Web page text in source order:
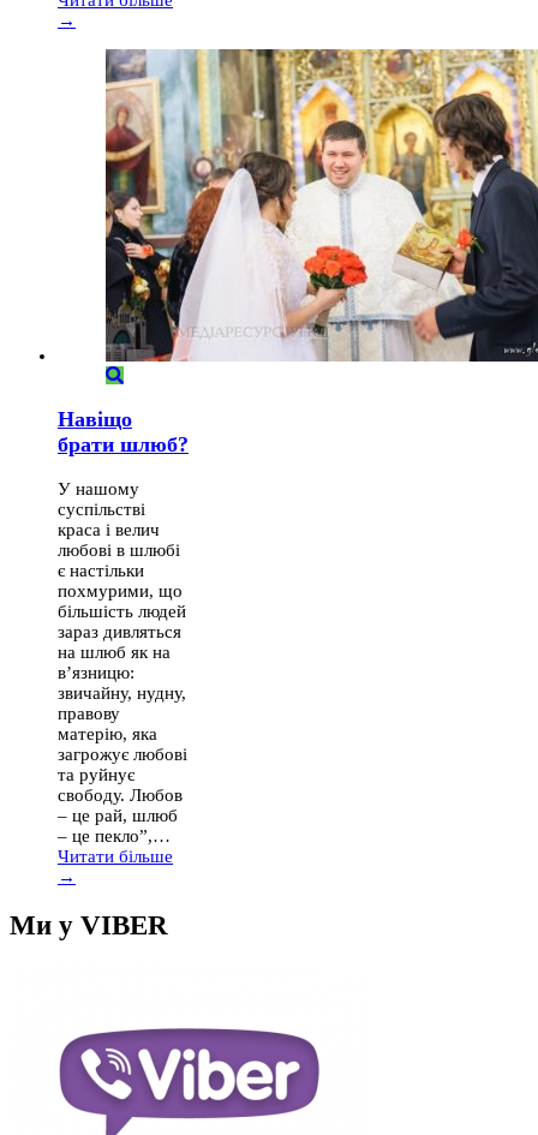
→
Навіщо
брати шлюб?
У нашому
суспільстві
краса і велич
любові в шлюбі
є настільки
похмурими, що
більшість людей
зараз дивляться
на шлюб як на
в’язницю:
звичайну, нудну,
правову
матерію, яка
загрожує любові
та руйнує
свободу. Любов
– це рай, шлюб
– це пекло”,…
Читати більше
→
Ми у VIBER